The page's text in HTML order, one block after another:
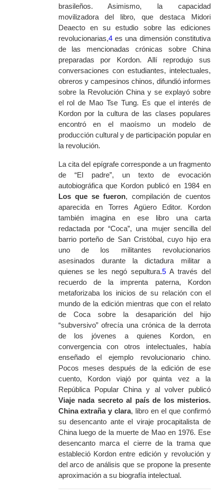
brasileños. Asimismo, la capacidad
movilizadora del libro, que destaca Midori
Deaecto en su estudio sobre las ediciones
revolucionarias,4es una dimensión constitutiva
de las mencionadas crónicas sobre China
preparadas por Kordon. Allí reprodujo sus
conversaciones con estudiantes, intelectuales,
obreros y campesinos chinos, difundió informes
sobre la Revolución China y se explayó sobre
el rol de Mao Tse Tung. Es que el interés de
Kordon por la cultura de las clases populares
encontró en el maoísmo un modelo de
producción cultural y de participación popular en
la revolución.
La cita del epígrafe corresponde a un fragmento
de “El padre”, un texto de evocación
autobiográfica que Kordon publicó en 1984 en
Los que se fueron, compilación de cuentos
aparecida en Torres Agüero Editor. Kordon
también imagina en ese libro una carta
redactada por “Coca”, una mujer sencilla del
barrio porteño de San Cristóbal, cuyo hijo era
uno de los militantes revolucionarios
asesinados durante la dictadura militar a
quienes se les negó sepultura.5 A través del
recuerdo de la imprenta paterna, Kordon
metaforizaba los inicios de su relación con el
mundo de la edición mientras que con el relato
de Coca sobre la desaparición del hijo
“subversivo” ofrecía una crónica de la derrota
de los jóvenes a quienes Kordon, en
convergencia con otros intelectuales, había
enseñado el ejemplo revolucionario chino.
Pocos meses después de la edición de ese
cuento, Kordon viajó por quinta vez a la
República Popular China y al volver publicó
Viaje nada secreto al país de los misterios.
China extraña y clara, libro en el que confirmó
su desencanto ante el viraje procapitalista de
China luego de la muerte de Mao en 1976. Ese
desencanto marca el cierre de la trama que
estableció Kordon entre edición y revolución y
del arco de análisis que se propone la presente
aproximación a su biografía intelectual.